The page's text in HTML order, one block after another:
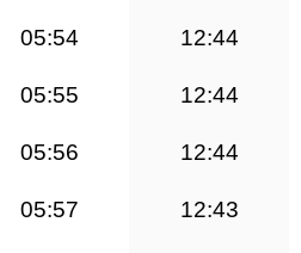
05:54 12:44
05:55 12:44
05:56 12:44
05:57 12:43